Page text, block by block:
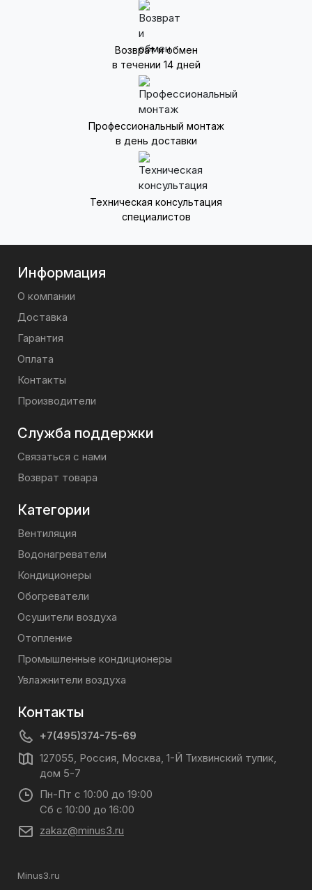
Возврат и обмен
в течении 14 дней
Профессиональный монтаж
в день доставки
Техническая консультация
специалистов
Информация
О компании
Доставка
Гарантия
Оплата
Контакты
Производители
Служба поддержки
Связаться с нами
Возврат товара
Категории
Вентиляция
Водонагреватели
Кондиционеры
Обогреватели
Осушители воздуха
Отопление
Промышленные кондиционеры
Увлажнители воздуха
Контакты
+7(495)374-75-69
127055, Россия, Москва, 1-Й Тихвинский тупик,
дом 5-7
Пн-Пт с 10:00 до 19:00
Сб с 10:00 до 16:00
zakaz@minus3.ru
Minus3.ru